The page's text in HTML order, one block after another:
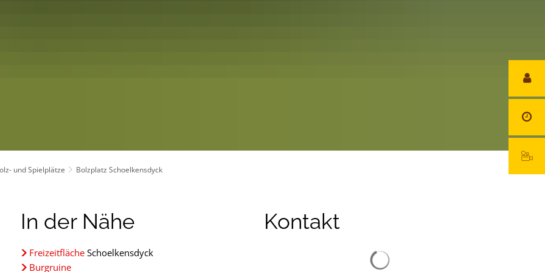
und Spielplätze Bolzplatz Schoelkensdyck
In der Nähe
Freizeitfläche Schoelkensdyck
Burgruine
Kontakt